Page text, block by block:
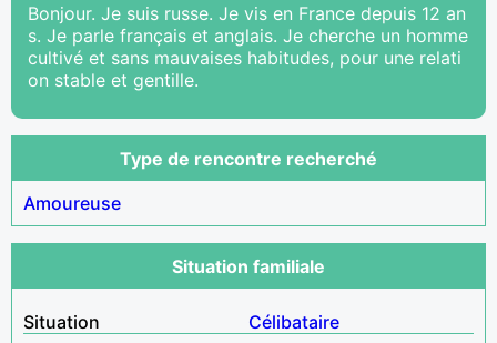
Bonjour. Je suis russe. Je vis en France depuis 12 an
s. Je parle français et anglais. Je cherche un homme
cultivé et sans mauvaises habitudes, pour une relati
on stable et gentille.
Type de rencontre recherché
Amoureuse
Situation familiale
Situation
Célibataire